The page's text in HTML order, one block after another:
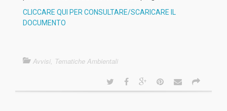
CLICCARE QUI PER CONSULTARE/SCARICARE IL
DOCUMENTO
Avvisi, Tematiche Ambientali